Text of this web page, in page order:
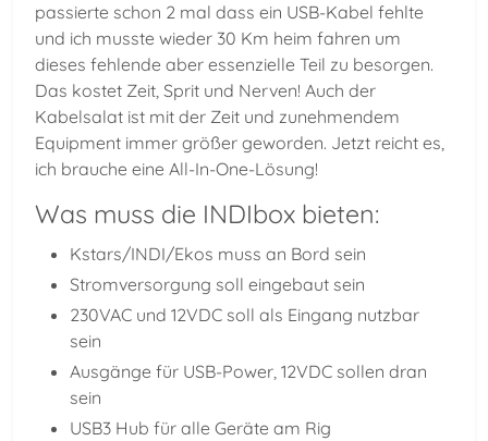
passierte schon 2 mal dass ein USB-Kabel fehlte
und ich musste wieder 30 Km heim fahren um
dieses fehlende aber essenzielle Teil zu besorgen.
Das kostet Zeit, Sprit und Nerven! Auch der
Kabelsalat ist mit der Zeit und zunehmendem
Equipment immer größer geworden. Jetzt reicht es,
ich brauche eine All-In-One-Lösung!
Was muss die INDIbox bieten:
Kstars/INDI/Ekos muss an Bord sein
Stromversorgung soll eingebaut sein
230VAC und 12VDC soll als Eingang nutzbar
sein
Ausgänge für USB-Power, 12VDC sollen dran
sein
USB3 Hub für alle Geräte am Rig